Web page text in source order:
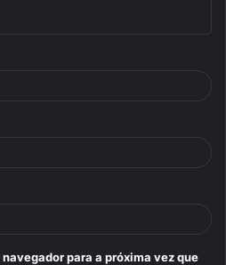
para a próxima vez que